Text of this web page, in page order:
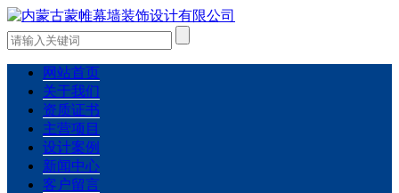
网站首页
关于我们
资质证书
主营项目
设计案例
新闻中心
客户留言